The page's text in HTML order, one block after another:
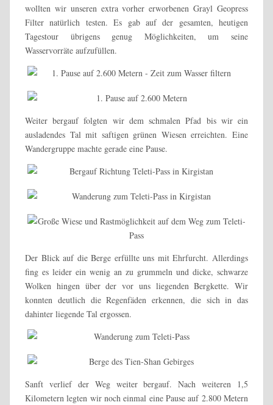
wollten wir unseren extra vorher erworbenen Grayl Geopress
Filter natürlich testen. Es gab auf der gesamten, heutigen
Tagestour übrigens genug Möglichkeiten, um seine
Wasservorräte aufzufüllen.
Weiter bergauf folgten wir dem schmalen Pfad bis wir ein
ausladendes Tal mit saftigen grünen Wiesen erreichten. Eine
Wandergruppe machte gerade eine Pause.
Der Blick auf die Berge erfüllte uns mit Ehrfurcht. Allerdings
fing es leider ein wenig an zu grummeln und dicke, schwarze
Wolken hingen über der vor uns liegenden Bergkette. Wir
konnten deutlich die Regenfäden erkennen, die sich in das
dahinter liegende Tal ergossen.
Sanft verlief der Weg weiter bergauf. Nach weiteren 1,5
Kilometern legten wir noch einmal eine Pause auf 2.800 Metern